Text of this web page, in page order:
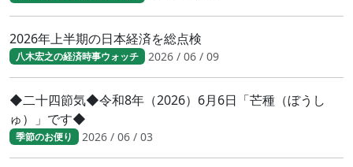
2026年上半期の日本経済を総点検
八木宏之の経済時事ウォッチ 2026 / 06 / 09
◆二十四節気◆令和8年（2026）6月6日「芒種（ぼうし
ゅ）」です◆
季節のお便り 2026 / 06 / 03